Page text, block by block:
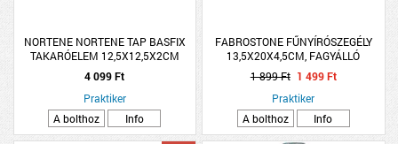
NORTENE NORTENE TAP BASFIX
TAKARÓELEM 12,5X12,5X2CM
BARNA
4 099 Ft
Praktiker
A bolthoz
Info
FABROSTONE FŰNYÍRÓSZEGÉLY
13,5X20X4,5CM, FAGYÁLLÓ
1 899 Ft 1 499 Ft
Praktiker
A bolthoz
Info